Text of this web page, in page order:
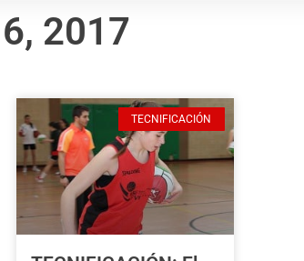
2017
TECNIFICACIÓN